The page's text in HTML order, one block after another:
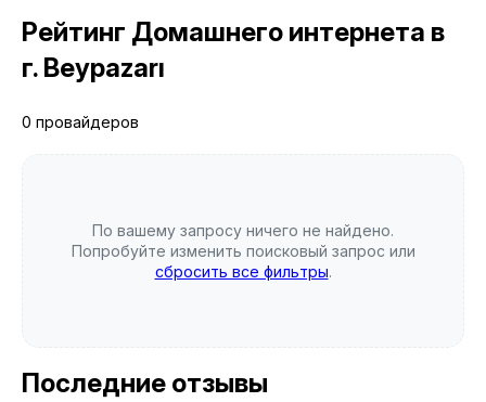
Рейтинг Домашнего интернета в
г. Beypazarı
0 провайдеров
По вашему запросу ничего не найдено.
Попробуйте изменить поисковый запрос или
сбросить все фильтры.
Последние отзывы